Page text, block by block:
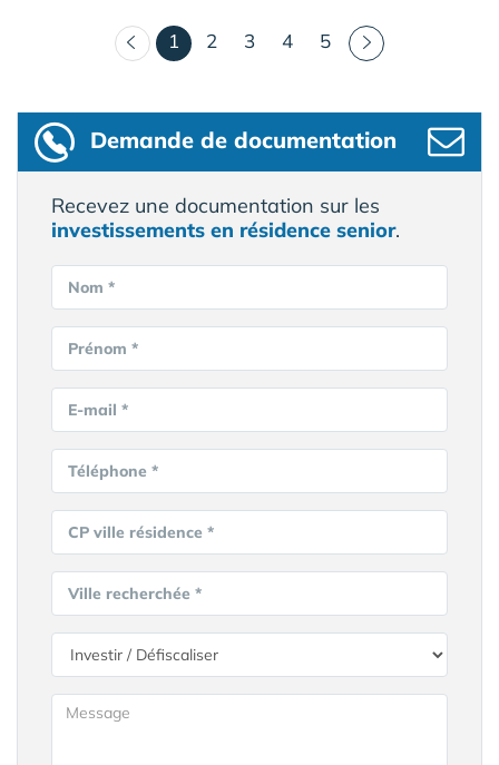
1 (courant)
2 3 4 5
Demande de documentation
Recevez une documentation sur les
investissements en résidence senior.
Nom *
Prénom *
E-mail *
Téléphone *
CP ville résidence *
Ville recherchée *